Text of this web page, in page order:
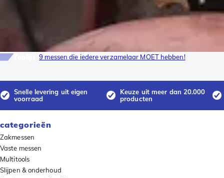
Toplijst9 messen die iedere verzamelaar MOET hebben!
Snelle levering uit eigen
voorraad
Keuze uit meer dan 20.000
producten
categorieën
Zakmessen
Vaste messen
Multitools
Slijpen & onderhoud